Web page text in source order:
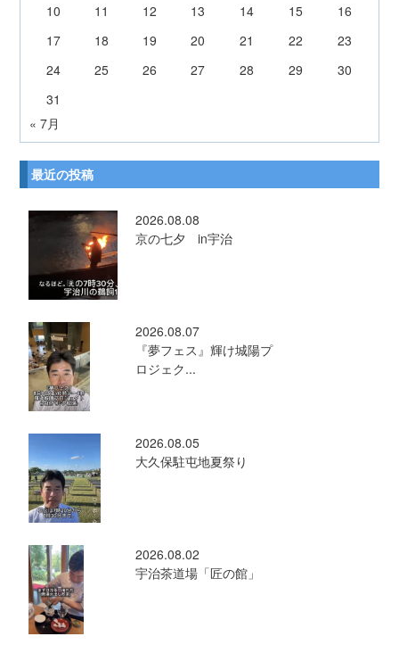
10
11 12 13 14 15
16
17
18 19 20 21 22
23
24
25 26 27 28 29
30
31
« 7月
最近の投稿
2026.08.08
京の七夕 in宇治
2026.08.07
『夢フェス』輝け城陽プ
ロジェク...
2026.08.05
大久保駐屯地夏祭り
2026.08.02
宇治茶道場「匠の館」